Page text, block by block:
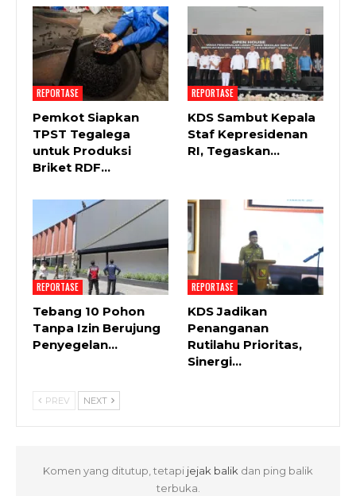
REPORTASE
Pemkot Siapkan
TPST Tegalega
untuk Produksi
Briket RDF…
REPORTASE
KDS Sambut Kepala
Staf Kepresidenan
RI, Tegaskan…
REPORTASE
Tebang 10 Pohon
Tanpa Izin Berujung
Penyegelan…
REPORTASE
KDS Jadikan
Penanganan
Rutilahu Prioritas,
Sinergi…
PREV NEXT
Komen yang ditutup, tetapi jejak balik dan ping balik
terbuka.